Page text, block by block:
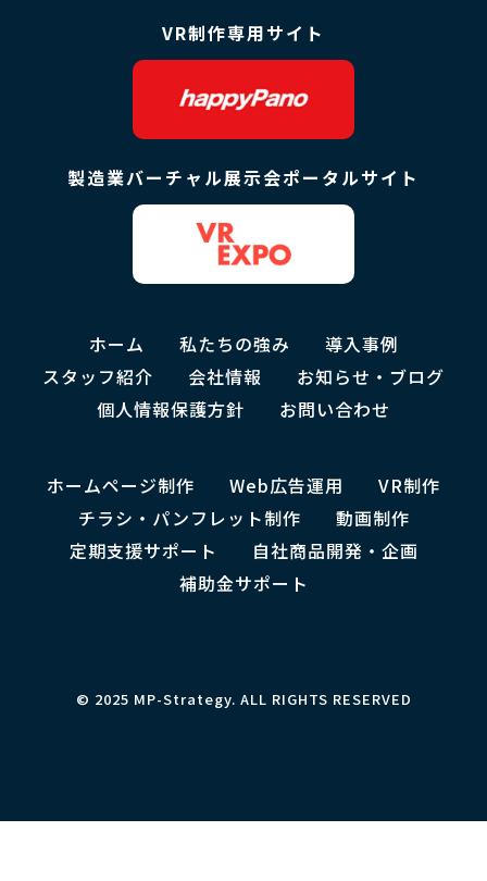
VR制作専用サイト
製造業バーチャル展示会ポータルサイト
ホーム 私たちの強み
導入事例
スタッフ紹介
会社情報
お知らせ・ブログ
個人情報保護方針
お問い合わせ
ホームページ制作 Web広告運用
VR制作
チラシ・パンフレット制作
動画制作
定期支援サポート
自社商品開発・企画
補助金サポート
© 2025 MP-Strategy. ALL RIGHTS RESERVED